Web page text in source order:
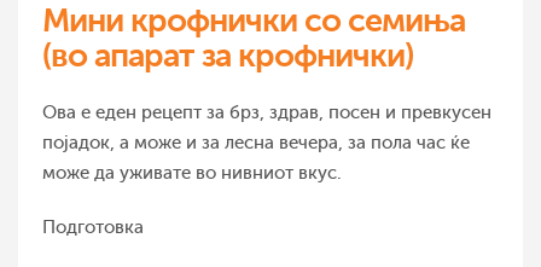
Мини крофнички со семиња
(во апарат за крофнички)
Ова е еден рецепт за брз, здрав, посен и превкусен
појадок, а може и за лесна вечера, за пола час ќе
може да уживате во нивниот вкус.
Подготовка